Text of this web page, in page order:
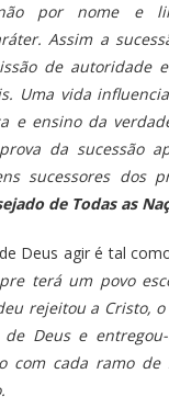
não por nome e
Assim a
de autoridade
Uma vida
e ensino da
da sucessão
sucessores dos
de Todas as
Deus agir é tal
terá um povo
rejeitou a Cristo,
Deus e
com cada ramo de